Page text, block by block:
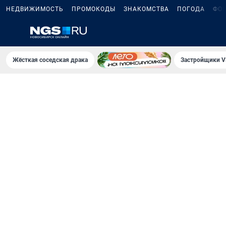
НЕДВИЖИМОСТЬ ПРОМОКОДЫ ЗНАКОМСТВА ПОГОДА
Жёсткая соседская драка Застройщики